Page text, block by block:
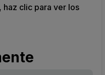
haz clic para ver los